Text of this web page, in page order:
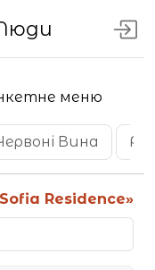
меню
Вина
Residence»